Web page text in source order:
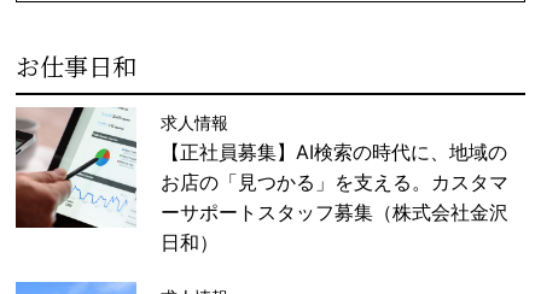
お仕事日和
求人情報
【正社員募集】AI検索の時代に、地域の
お店の「見つかる」を支える。カスタマ
ーサポートスタッフ募集（株式会社金沢
日和）